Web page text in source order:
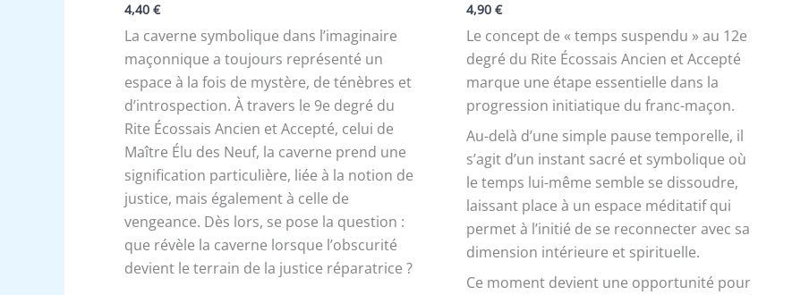
4,40€
La caverne symbolique dans l’imaginaire
maçonnique a toujours représenté un
espace à la fois de mystère, de ténèbres et
d’introspection. À travers le 9e degré du
Rite Écossais Ancien et Accepté, celui de
Maître Élu des Neuf, la caverne prend une
signification particulière, liée à la notion de
justice, mais également à celle de
vengeance. Dès lors, se pose la question :
que révèle la caverne lorsque l’obscurité
devient le terrain de la justice réparatrice ?
4,90€
Le concept de « temps suspendu » au 12e
degré du Rite Écossais Ancien et Accepté
marque une étape essentielle dans la
progression initiatique du franc-maçon.
Au-delà d’une simple pause temporelle, il
s’agit d’un instant sacré et symbolique où
le temps lui-même semble se dissoudre,
laissant place à un espace méditatif qui
permet à l’initié de se reconnecter avec sa
dimension intérieure et spirituelle.
Ce moment devient une opportunité pour